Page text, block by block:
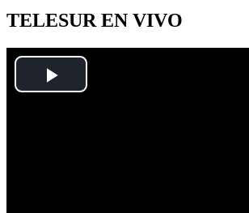
mes
TELESUR EN VIVO